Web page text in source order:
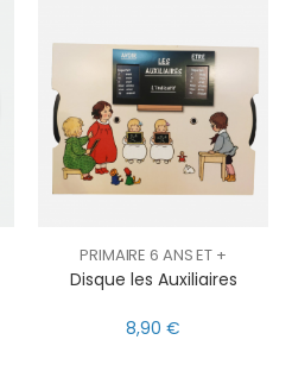
PRIMAIRE 6 ANS ET +
Disque les Auxiliaires
8,90 €